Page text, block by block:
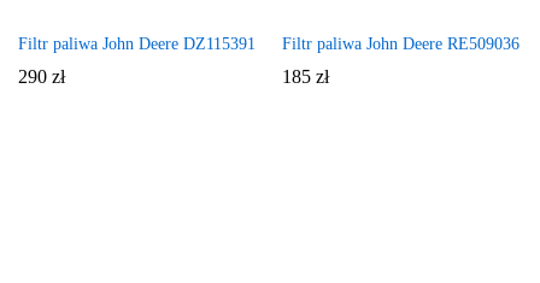
Filtr paliwa John Deere DZ115391
290 zł
Filtr paliwa John Deere RE509036
185 zł